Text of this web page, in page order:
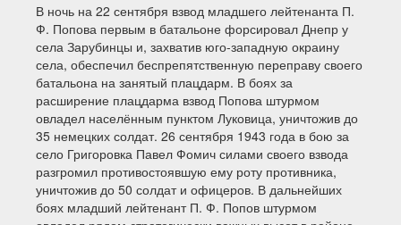
В ночь на 22 сентября взвод младшего лейтенанта П.
Ф. Попова первым в батальоне форсировал Днепр у
села Зарубинцы и, захватив юго-западную окраину
села, обеспечил беспрепятственную переправу своего
батальона на занятый плацдарм. В боях за
расширение плацдарма взвод Попова штурмом
овладел населённым пунктом Луковица, уничтожив до
35 немецких солдат. 26 сентября 1943 года в бою за
село Григоровка Павел Фомич силами своего взвода
разгромил противостоявшую ему роту противника,
уничтожив до 50 солдат и офицеров. В дальнейших
боях младший лейтенант П. Ф. Попов штурмом